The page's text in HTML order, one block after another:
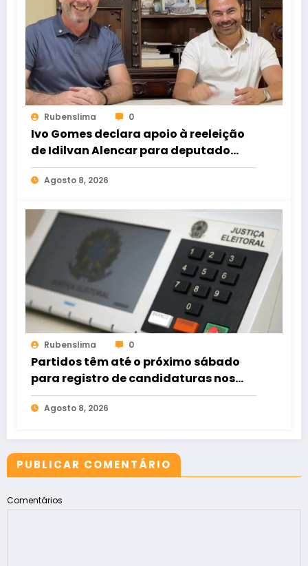
Rubenslima 0
Ivo Gomes declara apoio à reeleição
de Idilvan Alencar para deputado
federal
Agosto 8, 2026
Rubenslima 0
Partidos têm até o próximo sábado
para registro de candidaturas nos
tribunais
Agosto 8, 2026
PUBLICAR COMENTÁRIO
Comentários